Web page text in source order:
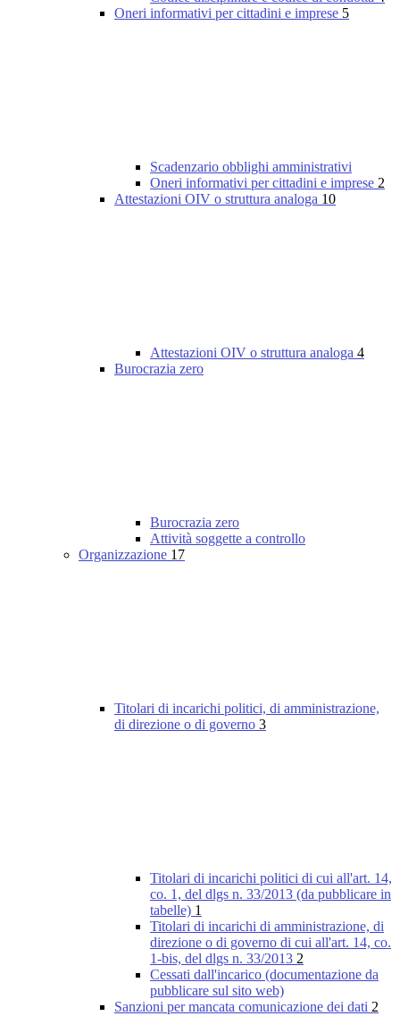
Oneri informativi per cittadini e imprese 5
Scadenzario obblighi amministrativi
Oneri informativi per cittadini e imprese 2
Attestazioni OIV o struttura analoga 10
Attestazioni OIV o struttura analoga 4
Burocrazia zero
Burocrazia zero
Attività soggette a controllo
Organizzazione 17
Titolari di incarichi politici, di amministrazione,
di direzione o di governo 3
Titolari di incarichi politici di cui all'art. 14,
co. 1, del dlgs n. 33/2013 (da pubblicare in
tabelle) 1
Titolari di incarichi di amministrazione, di
direzione o di governo di cui all'art. 14, co.
1-bis, del dlgs n. 33/2013 2
Cessati dall'incarico (documentazione da
pubblicare sul sito web)
Sanzioni per mancata comunicazione dei dati 2